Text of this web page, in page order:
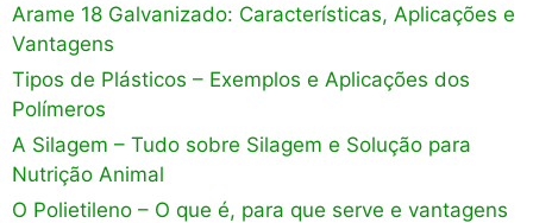
Arame 18 Galvanizado: Características, Aplicações e
Vantagens
Tipos de Plásticos – Exemplos e Aplicações dos
Polímeros
A Silagem – Tudo sobre Silagem e Solução para
Nutrição Animal
O Polietileno – O que é, para que serve e vantagens